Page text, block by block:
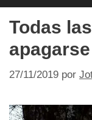
Todas
apagarse
27/11/2019 por